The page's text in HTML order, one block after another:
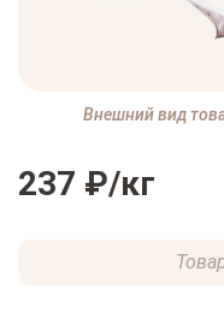
Внешний вид
237 ₽/кг